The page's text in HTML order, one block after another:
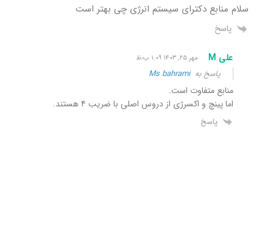
سلام منابع دکترای سیستم انرژی چی بهتر است
پاسخ
علی M مهر ۲۵, ۱۴۰۳ ۱:۰۹ ب٫ظ
پاسخ بهMs bahrami
منابع متفاوت است.
اما پینچ و اکسرژی از دروس اصلی با ضریب ۴ هستند.
پاسخ